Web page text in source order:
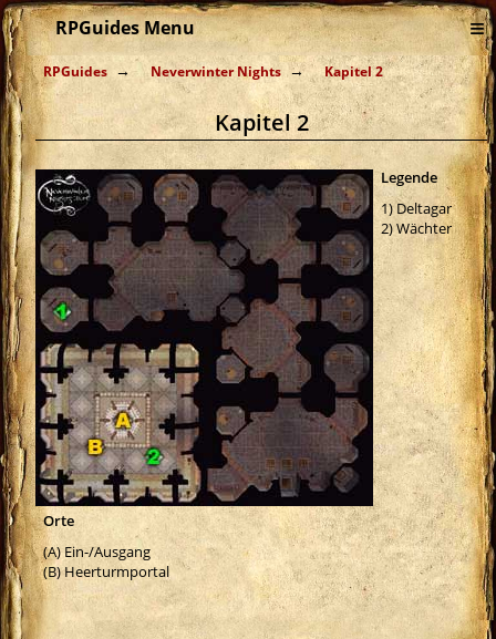
RPGuides Menu ≡
RPGuides Neverwinter Nights Kapitel 2
Kapitel 2
Legende
1) Deltagar
2) Wächter
Orte
(A) Ein-/Ausgang
(B) Heerturmportal